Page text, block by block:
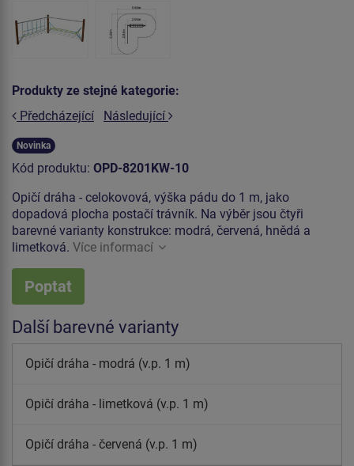
Produkty ze stejné kategorie:
Předcházející
Následující
Novinka
Kód produktu: OPD-8201KW-10
Opičí dráha - celokovová, výška pádu do 1 m, jako
dopadová plocha postačí trávník. Na výběr jsou čtyři
barevné varianty konstrukce: modrá, červená, hnědá a
limetková. Více informací
Poptat
Další barevné varianty
Opičí dráha - modrá (v.p. 1 m)
Opičí dráha - limetková (v.p. 1 m)
Opičí dráha - červená (v.p. 1 m)